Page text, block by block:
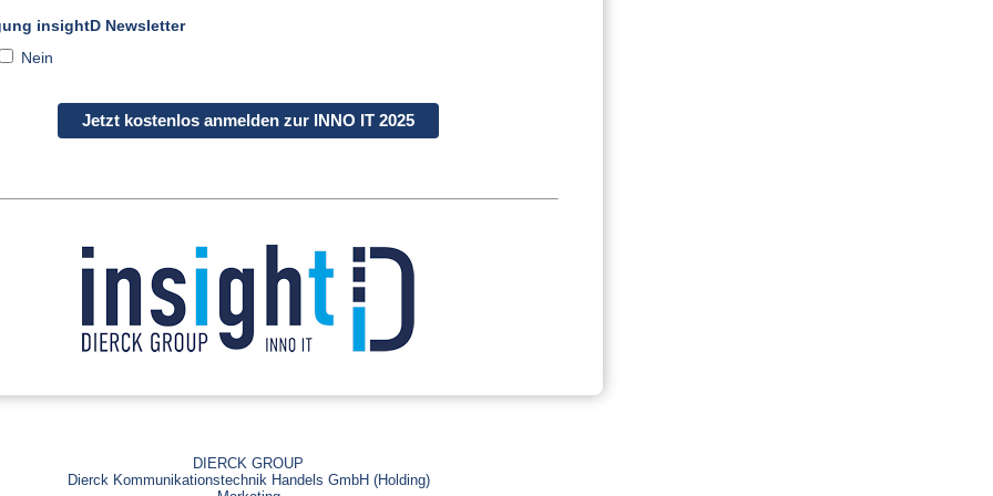
insightD Newsletter
Nein
Jetzt kostenlos anmelden zur INNO IT 2025
DIERCK GROUP
Dierck Kommunikationstechnik Handels GmbH (Holding)